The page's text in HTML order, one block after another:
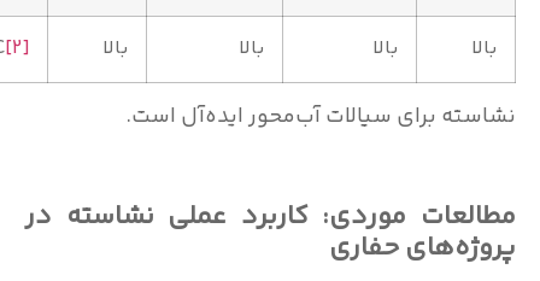
برای سیالات آب‌محور ایده‌آل است.
موردی: کاربرد عملی نشاسته در
حفاری